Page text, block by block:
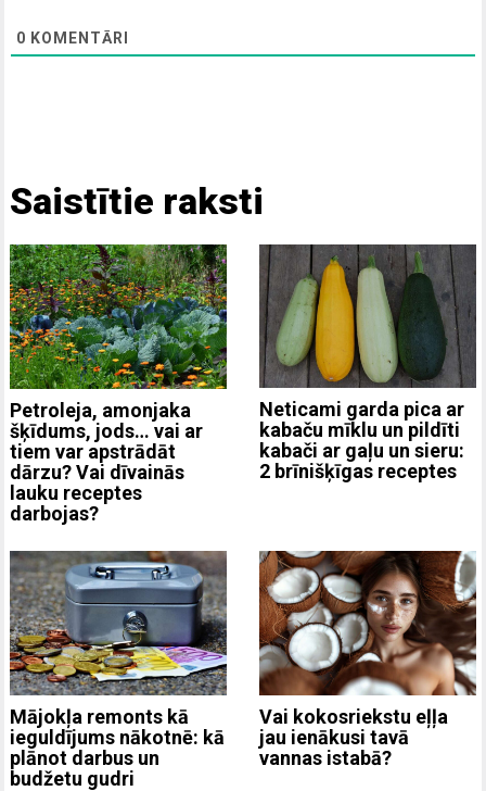
0 KOMENTĀRI
Saistītie raksti
Petroleja, amonjaka
šķīdums, jods… vai ar
tiem var apstrādāt
dārzu? Vai dīvainās
lauku receptes
darbojas?
Neticami garda pica ar
kabaču mīklu un pildīti
kabači ar gaļu un sieru:
2 brīnišķīgas receptes
Mājokļa remonts kā
ieguldījums nākotnē: kā
plānot darbus un
budžetu gudri
Vai kokosriekstu eļļa
jau ienākusi tavā
vannas istabā?